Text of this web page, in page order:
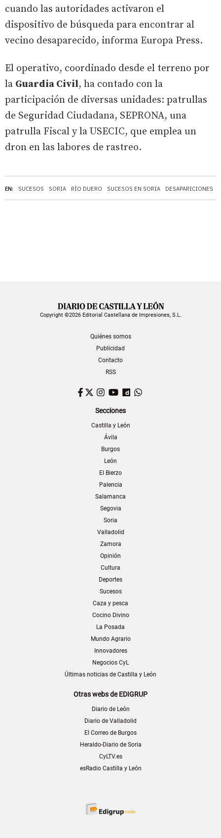
EN: SUCESOS SORIA RÍO DUERO SUCESOS EN SORIA DESAPARICIONES
cuando las autoridades activaron el
dispositivo de búsqueda para encontrar al
vecino desaparecido, informa Europa Press.
El operativo, coordinado desde el terreno por
la Guardia Civil, ha contado con la
participación de diversas unidades: patrullas
de Seguridad Ciudadana, SEPRONA, una
patrulla Fiscal y la USECIC, que emplea un
dron en las labores de rastreo.
Copyright ©2026 Editorial Castellana de Impresiones, S.L.
Quiénes somos
Publicidad
Contacto
RSS
Facebook
TwitterInstagram
YouTubeDailymotion
Secciones
Castilla y León
Ávila
Burgos
León
El Bierzo
Palencia
Salamanca
Segovia
Soria
Valladolid
Zamora
Opinión
Cultura
Deportes
Sucesos
Caza y pesca
Cocino Divino
La Posada
Mundo Agrario
Innovadores
Negocios CyL
Últimas noticias de Castilla y León
Otras webs de EDIGRUP
Diario de León
Diario de Valladolid
El Correo de Burgos
Heraldo-Diario de Soria
CyLTV.es
esRadio Castilla y León